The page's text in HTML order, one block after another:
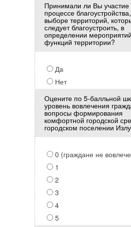
Принимали ли Вы участие
процессе
выборе территорий,
следует благоустроить, в
определении
функций территории?
Да
Нет
Оцените по 5-балльной
уровень вовлечения
вопросы формирования
комфортной городской
городском поселении
0 (граждане не
1
2
3
4
5